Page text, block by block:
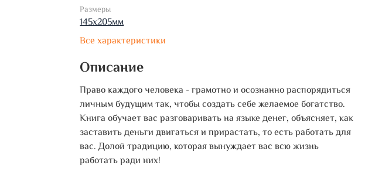
Размеры
145х205мм
Все характеристики
Описание
Право каждого человека - грамотно и осознанно распорядиться
личным будущим так, чтобы создать себе желаемое богатство.
Книга обучает вас разговаривать на языке денег, объясняет, как
заставить деньги двигаться и прирастать, то есть работать для
вас. Долой традицию, которая вынуждает вас всю жизнь
работать ради них!